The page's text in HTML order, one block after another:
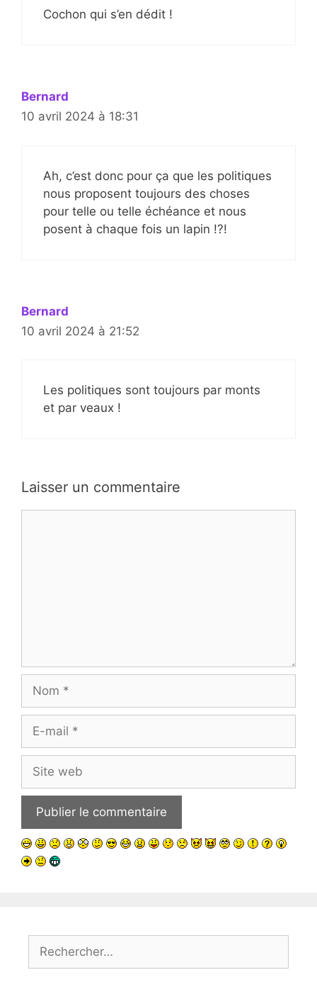
Cochon qui s’en dédit !
Bernard
10 avril 2024 à 18:31
Ah, c’est donc pour ça que les politiques
nous proposent toujours des choses
pour telle ou telle échéance et nous
posent à chaque fois un lapin !?!
Bernard
10 avril 2024 à 21:52
Les politiques sont toujours par monts
et par veaux !
Laisser un commentaire
mail
web